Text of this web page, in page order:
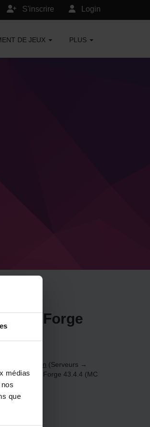
médias
que
Login
S'inscrire
DE JEUX PLUS
Forge
configuration (Serveurs →
de jeu → Forge 43.4.4 (MC